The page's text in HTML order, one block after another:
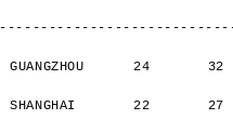
24       32
22       27